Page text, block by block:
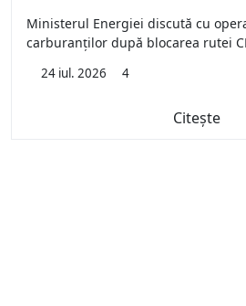
Ministerul Energiei discută cu
carburanților după blocarea rutei
24 iul. 2026 4
Citește